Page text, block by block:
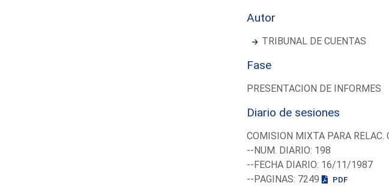
Autor
TRIBUNAL DE CUENTAS
Fase
PRESENTACION DE INFORMES
Diario de sesiones
COMISION MIXTA PARA RELAC.
--NUM. DIARIO: 198
--FECHA DIARIO: 16/11/1987
--PAGINAS: 7249
PDF